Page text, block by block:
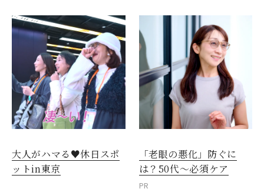
大人がハマる♥休日スポ
ットin東京
「老眼の悪化」防ぐに
は？50代～必須ケア
PR